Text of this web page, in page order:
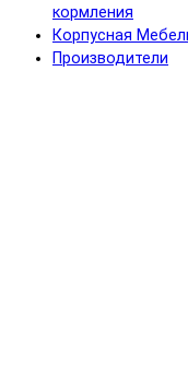
кормления
Корпусная
Производители